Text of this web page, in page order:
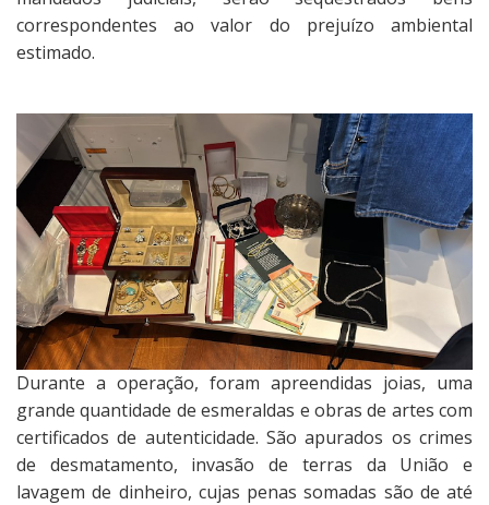
correspondentes ao valor do prejuízo ambiental
estimado.
Durante a operação, foram apreendidas joias, uma
grande quantidade de esmeraldas e obras de artes com
certificados de autenticidade. São apurados os crimes
de desmatamento, invasão de terras da União e
lavagem de dinheiro, cujas penas somadas são de até